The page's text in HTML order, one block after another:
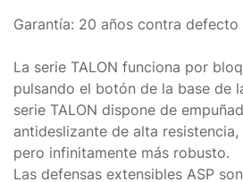
Garantía: 20 años contra
La serie TALON funciona por
pulsando el botón de la base de
serie TALON dispone de
antideslizante de alta
pero infinitamente más robusto.
Las defensas extensibles ASP